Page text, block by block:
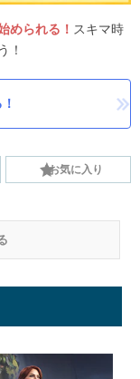
められる！ スキマ時
！
お気に入り